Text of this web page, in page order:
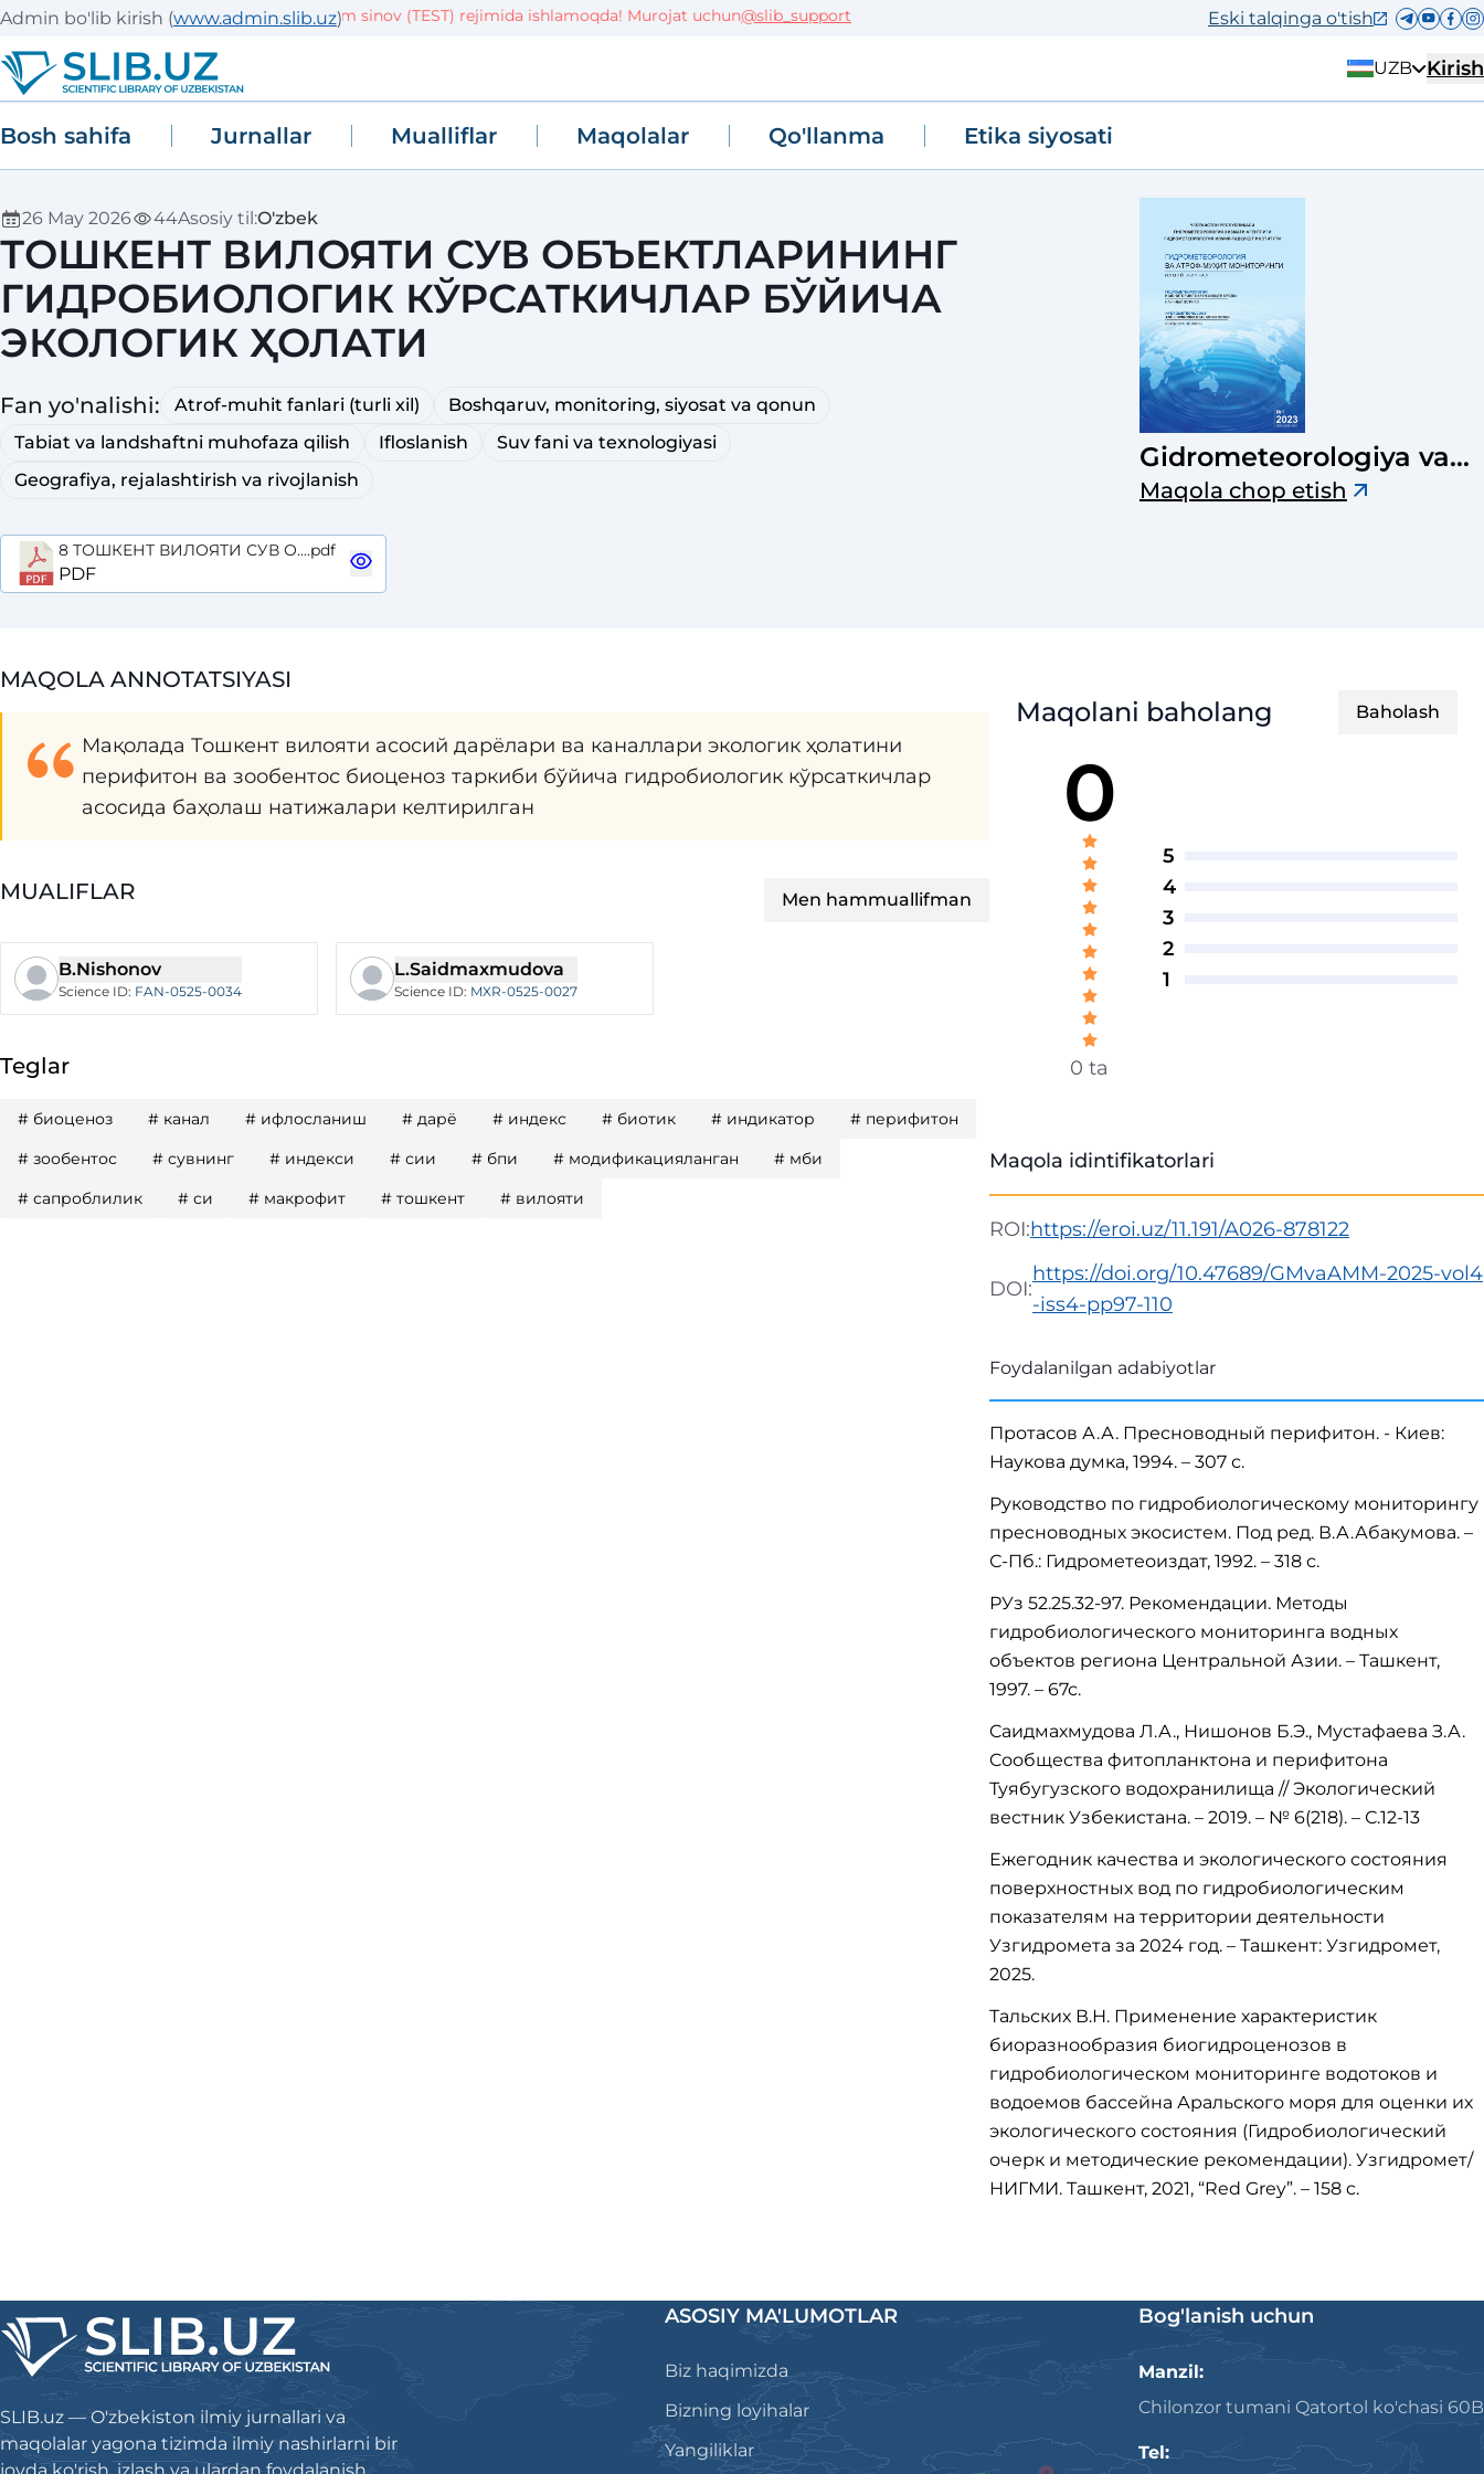
Admin bo'lib kirish (www.admin.slib.uz)
Tizim sinov (TEST) rejimida ishlamoqda! Murojat uchun@slib_support Eski talqinga o'tish
UZB Kirish
Bosh sahifa Jurnallar Mualliflar Maqolalar Qo'llanma Etika siyosati
26 May 2026 44Asosiy til:O'zbek
ТОШКЕНТ ВИЛОЯТИ СУВ ОБЪЕКТЛАРИНИНГ
ГИДРОБИОЛОГИК КЎРСАТКИЧЛАР БЎЙИЧА
ЭКОЛОГИК ҲОЛАТИ
Fan yo'nalishi: Atrof-muhit fanlari (turli xil)
Boshqaruv, monitoring, siyosat va qonun
Tabiat va landshaftni muhofaza qilish
Ifloslanish
Suv fani va texnologiyasi
Geografiya, rejalashtirish va rivojlanish
8 ТОШКЕНТ ВИЛОЯТИ СУВ О....pdf
PDF
Gidrometeorologiya va
atrof-muhit monitoringi
Maqola chop etish
MAQOLA ANNOTATSIYASI
Мақолада Тошкент вилояти асосий дарёлари ва каналлари экологик ҳолатини
перифитон ва зообентос биоценоз таркиби бўйича гидробиологик кўрсаткичлар
асосида баҳолаш натижалари келтирилган
MUALIFLAR Men hammuallifman
B.Nishonov
Science ID: FAN-0525-0034
L.Saidmaxmudova
Science ID: MXR-0525-0027
Teglar
# биоценоз # канал # ифлосланиш # дарё # индекс # биотик # индикатор # перифитон
# зообентос # сувнинг # индекси # сии # бпи # модификацияланган # мби
# сапроблилик # си # макрофит # тошкент # вилояти
Maqolani baholang Baholash
0
0 ta
5
4
3
2
1
Maqola idintifikatorlari
ROI:https://eroi.uz/11.191/A026-878122
DOI:
https://doi.org/10.47689/GMvaAMM-2025-vol4
-iss4-pp97-110
Foydalanilgan adabiyotlar
Протасов А.А. Пресноводный перифитон. - Киев:
Наукова думка, 1994. – 307 с.
Руководство по гидробиологическому мониторингу
пресноводных экосистем. Под ред. В.А.Абакумова. –
С-Пб.: Гидрометеоиздат, 1992. – 318 с.
РУз 52.25.32-97. Рекомендации. Методы
гидробиологического мониторинга водных
объектов региона Центральной Азии. – Ташкент,
1997. – 67с.
Cаидмахмудова Л.А., Нишонов Б.Э., Мустафаева З.А.
Cообщества фитопланктона и перифитона
Туябугузского водохранилища // Экологический
вестник Узбекистана. – 2019. – № 6(218). – С.12-13
Ежегодник качества и экологического состояния
поверхностных вод по гидробиологическим
показателям на территории деятельности
Узгидромета за 2024 год. – Ташкент: Узгидромет,
2025.
Тальских В.Н. Применение характеристик
биоразнообразия биогидроценозов в
гидробиологическом мониторинге водотоков и
водоемов бассейна Аральского моря для оценки их
экологического состояния (Гидробиологический
очерк и методические рекомендации). Узгидромет/
НИГМИ. Ташкент, 2021, “Red Grey”. – 158 c.
SLIB.uz — O'zbekiston ilmiy jurnallari va
maqolalar yagona tizimda ilmiy nashirlarni bir
joyda ko'rish, izlash va ulardan foydalanish
ASOSIY MA'LUMOTLAR
Biz haqimizda
Bizning loyihalar
Yangiliklar
Bog'lanish uchun
Manzil:
Chilonzor tumani Qatortol ko'chasi 60B
Tel: